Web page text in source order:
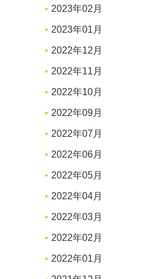
2023年02月
2023年01月
2022年12月
2022年11月
2022年10月
2022年09月
2022年07月
2022年06月
2022年05月
2022年04月
2022年03月
2022年02月
2022年01月